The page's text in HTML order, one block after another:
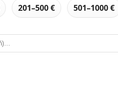
201–500 € 501–1000 €